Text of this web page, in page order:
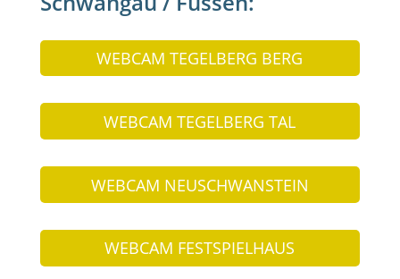
WEBCAM TEGELBERG BERG
WEBCAM TEGELBERG TAL
WEBCAM NEUSCHWANSTEIN
WEBCAM FESTSPIELHAUS